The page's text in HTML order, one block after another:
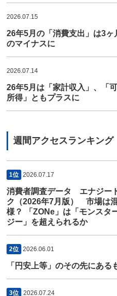
2026.07.15
26年5月の「消費支出」は3ヶ
のマイナスに
2026.07.14
26年5月は「家計収入」、「
所得」ともプラスに
週間アクセスランキング
1位 2026.07.17
消費者調査データ エナジー
ク（2026年7月版） 市場は
様？ 「ZONe」は「モンスタ
ジー」を超えられるか
2位 2026.06.01
「円安上等」のその先にある
3位 2026.07.24